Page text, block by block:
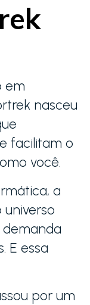
em
nasceu
facilitam o
você.
a
E essa
por um